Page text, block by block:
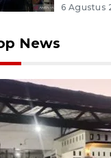
6 Agustus
News